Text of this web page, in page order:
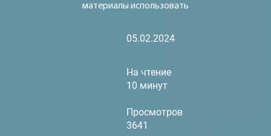
материалы использовать
05.02.2024
На чтение
10 минут
Просмотров
3641